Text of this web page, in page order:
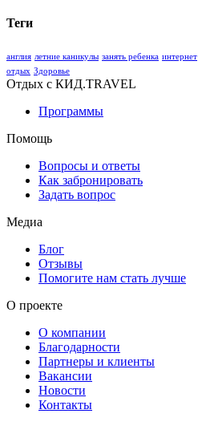
Теги
англия летние каникулы занять ребенка интернет
отдых Здоровье
Отдых с КИД.TRAVEL
Программы
Помощь
Вопросы и ответы
Как забронировать
Задать вопрос
Медиа
Блог
Отзывы
Помогите нам стать лучше
О проекте
О компании
Благодарности
Партнеры и клиенты
Вакансии
Новости
Контакты